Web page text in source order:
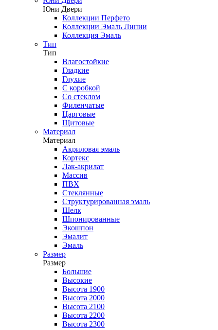
Юни Двери
Коллекции Перфето
Коллекции Эмаль Линии
Коллекция Эмаль
Тип
Тип
Влагостойкие
Гладкие
Глухие
С коробкой
Со стеклом
Филенчатые
Царговые
Щитовые
Материал
Материал
Акриловая эмаль
Кортекс
Лак-акрилат
Массив
ПВХ
Стеклянные
Структурированная эмаль
Шелк
Шпонированные
Экошпон
Эмалит
Эмаль
Размер
Размер
Большие
Высокие
Высота 1900
Высота 2000
Высота 2100
Высота 2200
Высота 2300